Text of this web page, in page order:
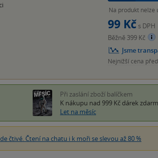
Na produkt nelze
99 Kč s DPH
Běžně 399 Kč
Jsme
Nejnižší cena
Při zaslání zboží balíčkem
K nákupu nad 999 Kč dárek
Let na měsíc
čtivé. Čtení na chatu i k moři se slevou až 80 %